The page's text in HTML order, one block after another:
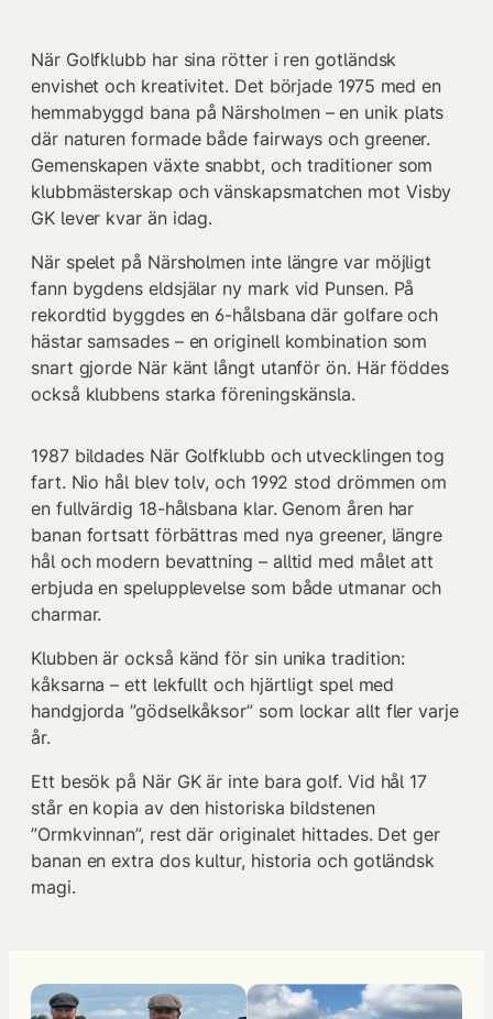
När Golfklubb har sina rötter i ren gotländsk
envishet och kreativitet. Det började 1975 med en
hemmabyggd bana på Närsholmen – en unik plats
där naturen formade både fairways och greener.
Gemenskapen växte snabbt, och traditioner som
klubbmästerskap och vänskapsmatchen mot Visby
GK lever kvar än idag.
När spelet på Närsholmen inte längre var möjligt
fann bygdens eldsjälar ny mark vid Punsen. På
rekordtid byggdes en 6-hålsbana där golfare och
hästar samsades – en originell kombination som
snart gjorde När känt långt utanför ön. Här föddes
också klubbens starka föreningskänsla.
1987 bildades När Golfklubb och utvecklingen tog
fart. Nio hål blev tolv, och 1992 stod drömmen om
en fullvärdig 18-hålsbana klar. Genom åren har
banan fortsatt förbättras med nya greener, längre
hål och modern bevattning – alltid med målet att
erbjuda en spelupplevelse som både utmanar och
charmar.
Klubben är också känd för sin unika tradition:
kåksarna – ett lekfullt och hjärtligt spel med
handgjorda ”gödselkåksor” som lockar allt fler varje
år.
Ett besök på När GK är inte bara golf. Vid hål 17
står en kopia av den historiska bildstenen
”Ormkvinnan”, rest där originalet hittades. Det ger
banan en extra dos kultur, historia och gotländsk
magi.